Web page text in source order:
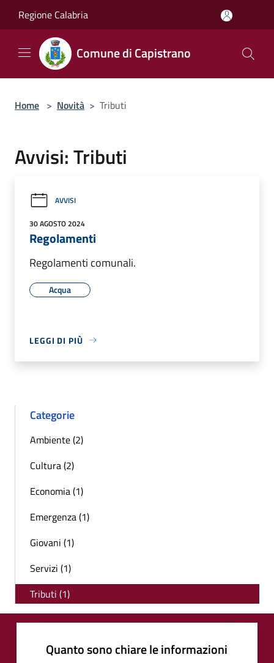
Regione Calabria
Comune di Capistrano
Home > Novità > Tributi
Avvisi: Tributi
AVVISI
30 AGOSTO 2024
Regolamenti
Regolamenti comunali.
Acqua
LEGGI DI PIÙ
Categorie
Ambiente (2)
Cultura (2)
Economia (1)
Emergenza (1)
Giovani (1)
Servizi (1)
Tributi (1)
Quanto sono chiare le informazioni